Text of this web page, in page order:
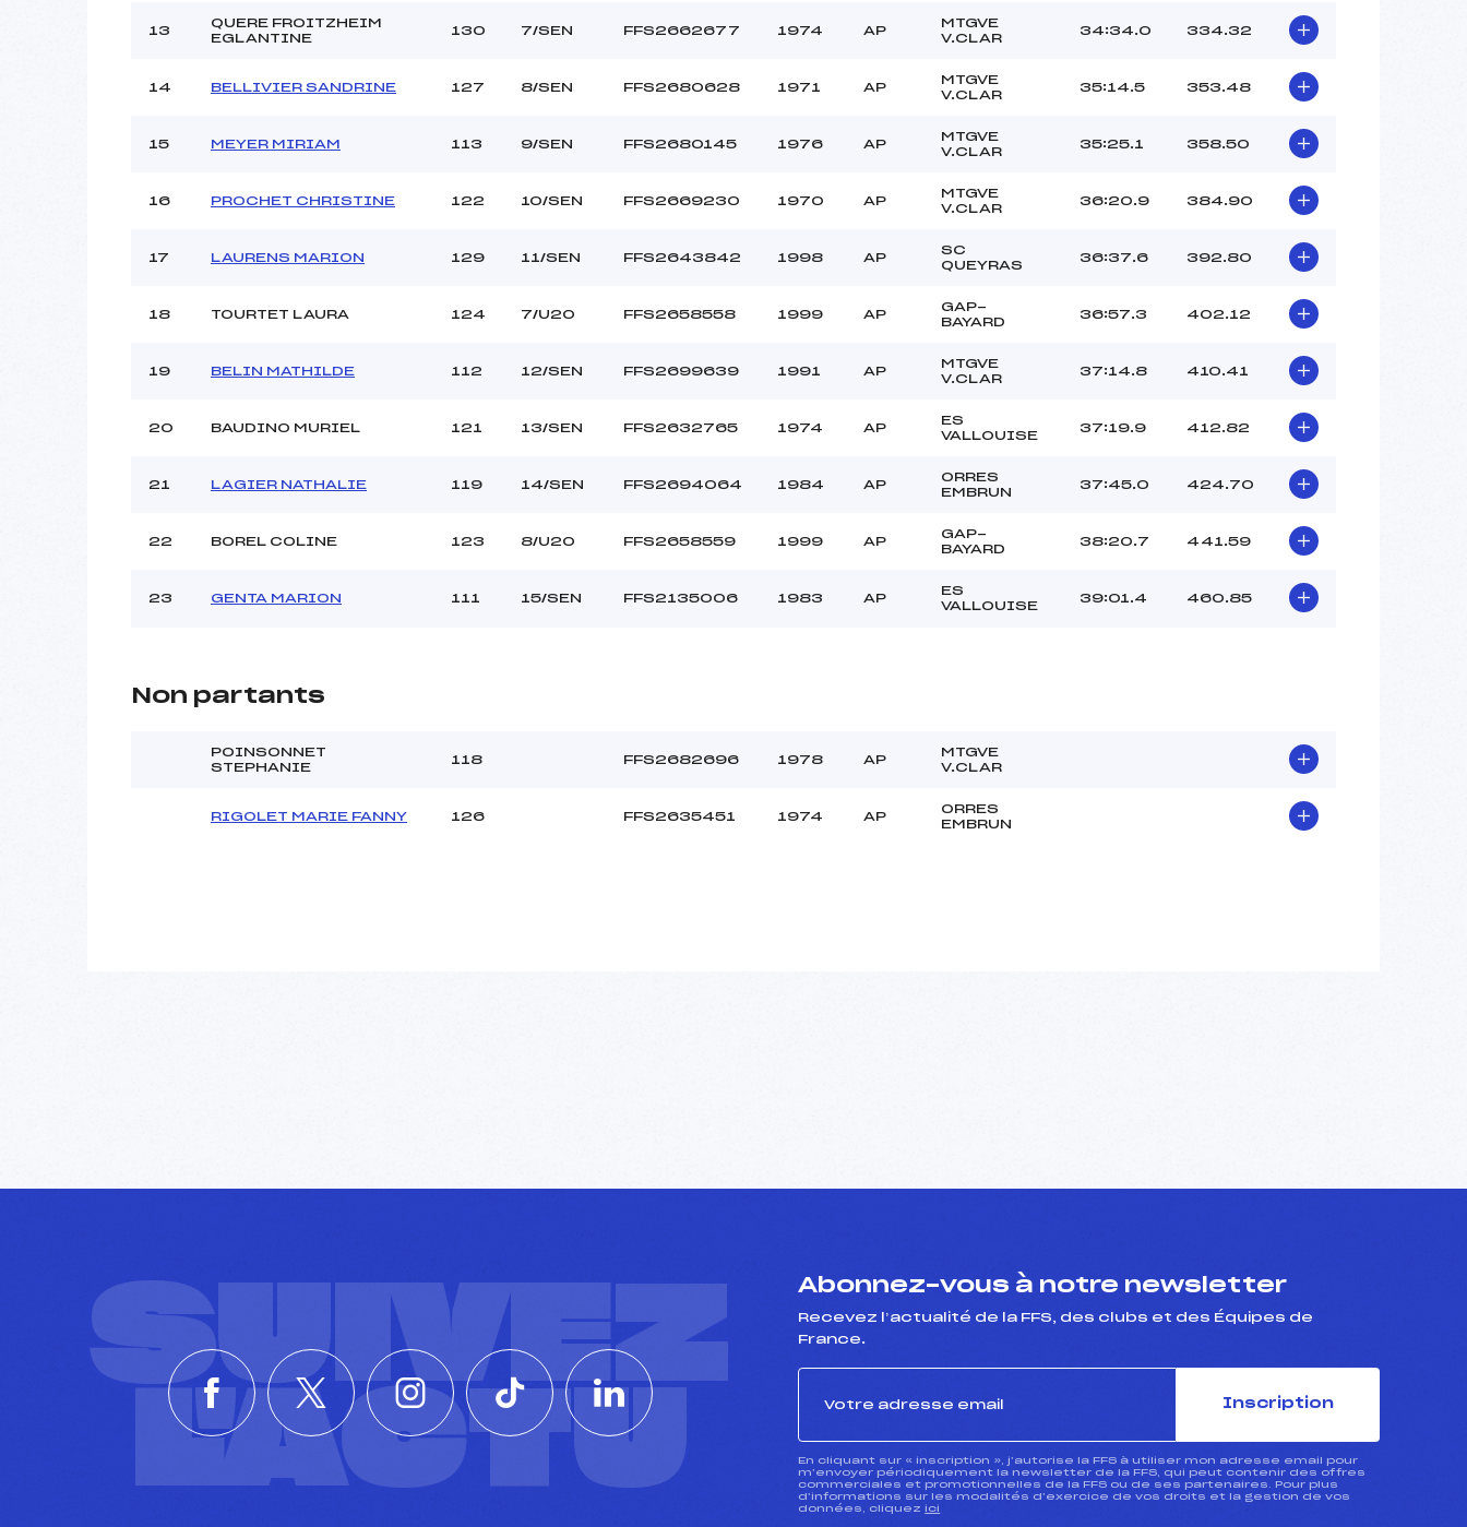
13
QUERE FROITZHEIM
EGLANTINE
130 7/SEN FFS2662677 1974 AP
MTGVE
V.CLAR
34:34.0 334.32
14 BELLIVIER SANDRINE 127 8/SEN FFS2680628 1971 AP
MTGVE
V.CLAR
35:14.5 353.48
15 MEYER MIRIAM 113 9/SEN FFS2680145 1976 AP
MTGVE
V.CLAR
35:25.1 358.50
16 PROCHET CHRISTINE 122 10/SEN FFS2669230 1970 AP
MTGVE
V.CLAR
36:20.9 384.90
17 LAURENS MARION 129 11/SEN FFS2643842 1998 AP
SC
QUEYRAS
36:37.6 392.80
18 TOURTET LAURA 124 7/U20 FFS2658558 1999 AP
GAP-
BAYARD
36:57.3 402.12
19 BELIN MATHILDE 112 12/SEN FFS2699639 1991 AP
MTGVE
V.CLAR
37:14.8 410.41
20 BAUDINO MURIEL 121 13/SEN FFS2632765 1974 AP
ES
VALLOUISE
37:19.9 412.82
21 LAGIER NATHALIE 119 14/SEN FFS2694064 1984 AP
ORRES
EMBRUN
37:45.0 424.70
22 BOREL COLINE 123 8/U20 FFS2658559 1999 AP
GAP-
BAYARD
38:20.7 441.59
23 GENTA MARION 111 15/SEN FFS2135006 1983 AP
ES
VALLOUISE
39:01.4 460.85
Non partants
POINSONNET
STEPHANIE
118 FFS2682696 1978 AP
MTGVE
V.CLAR
RIGOLET MARIE FANNY 126 FFS2635451 1974 AP
ORRES
EMBRUN
SUIVEZ
L'ACTU
Abonnez-vous à notre newsletter
Recevez l’actualité de la FFS, des clubs et des Équipes de
France.
Inscription
En cliquant sur « inscription », j’autorise la FFS à utiliser mon adresse email pour
m’envoyer périodiquement la newsletter de la FFS, qui peut contenir des offres
commerciales et promotionnelles de la FFS ou de ses partenaires. Pour plus
d’informations sur les modalités d’exercice de vos droits et la gestion de vos
données, cliquez ici